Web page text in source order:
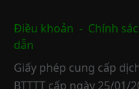
Điều khoản - Chính
dẫn
Giấy phép cung cấp
BTTTT cấp ngày 25/01/